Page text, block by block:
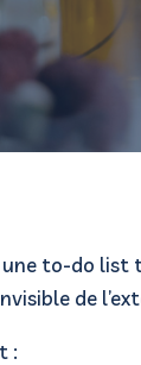
to-do
de
: